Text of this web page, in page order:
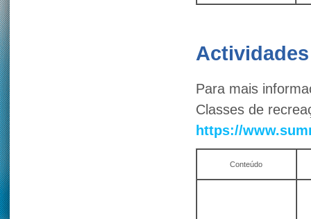
Para mais
Classes de
https://
Conteúdo